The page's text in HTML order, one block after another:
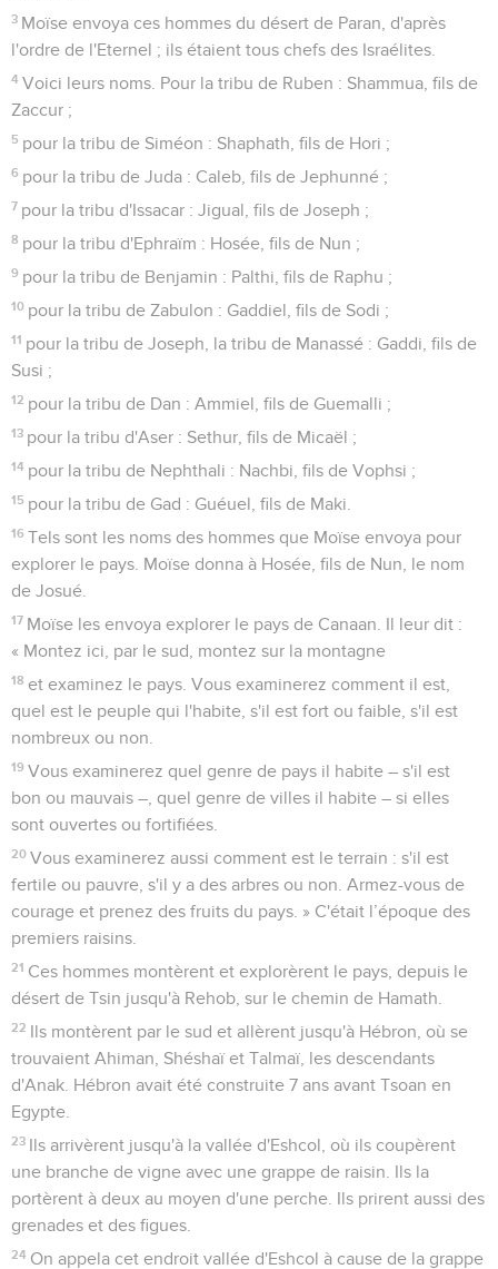
3 Moïse envoya ces hommes du désert de Paran, d'après
l'ordre de l'Eternel ; ils étaient tous chefs des Israélites.
4 Voici leurs noms. Pour la tribu de Ruben : Shammua, fils de
Zaccur ;
5 pour la tribu de Siméon : Shaphath, fils de Hori ;
6 pour la tribu de Juda : Caleb, fils de Jephunné ;
7 pour la tribu d'Issacar : Jigual, fils de Joseph ;
8 pour la tribu d'Ephraïm : Hosée, fils de Nun ;
9 pour la tribu de Benjamin : Palthi, fils de Raphu ;
10 pour la tribu de Zabulon : Gaddiel, fils de Sodi ;
11 pour la tribu de Joseph, la tribu de Manassé : Gaddi, fils de
Susi ;
12 pour la tribu de Dan : Ammiel, fils de Guemalli ;
13 pour la tribu d'Aser : Sethur, fils de Micaël ;
14 pour la tribu de Nephthali : Nachbi, fils de Vophsi ;
15 pour la tribu de Gad : Guéuel, fils de Maki.
16 Tels sont les noms des hommes que Moïse envoya pour
explorer le pays. Moïse donna à Hosée, fils de Nun, le nom
de Josué.
17 Moïse les envoya explorer le pays de Canaan. Il leur dit :
« Montez ici, par le sud, montez sur la montagne
18 et examinez le pays. Vous examinerez comment il est,
quel est le peuple qui l'habite, s'il est fort ou faible, s'il est
nombreux ou non.
19 Vous examinerez quel genre de pays il habite – s'il est
bon ou mauvais –, quel genre de villes il habite – si elles
sont ouvertes ou fortifiées.
20 Vous examinerez aussi comment est le terrain : s'il est
fertile ou pauvre, s'il y a des arbres ou non. Armez-vous de
courage et prenez des fruits du pays. » C'était l’époque des
premiers raisins.
21 Ces hommes montèrent et explorèrent le pays, depuis le
désert de Tsin jusqu'à Rehob, sur le chemin de Hamath.
22 Ils montèrent par le sud et allèrent jusqu'à Hébron, où se
trouvaient Ahiman, Shéshaï et Talmaï, les descendants
d'Anak. Hébron avait été construite 7 ans avant Tsoan en
Egypte.
23 Ils arrivèrent jusqu'à la vallée d'Eshcol, où ils coupèrent
une branche de vigne avec une grappe de raisin. Ils la
portèrent à deux au moyen d'une perche. Ils prirent aussi des
grenades et des figues.
24 On appela cet endroit vallée d'Eshcol à cause de la grappe